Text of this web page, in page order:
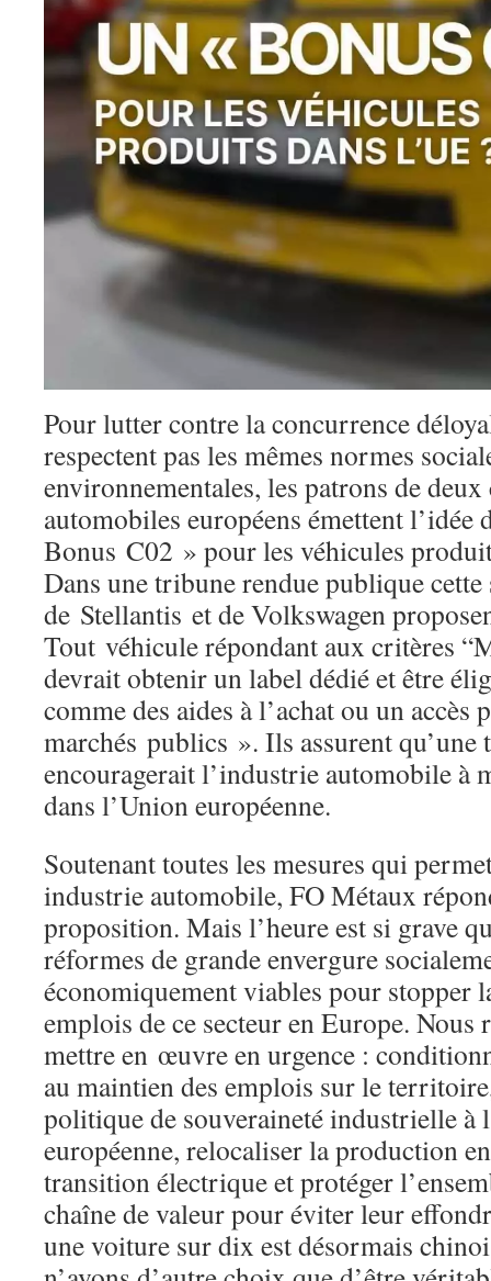
Pour lutter contre la concurrence
respectent pas les mêmes normes
environnementales, les patrons de
automobiles européens émettent l’idée
Bonus C02 » pour les véhicules
Dans une tribune rendue publique
de Stellantis et de Volkswagen
Tout véhicule répondant aux critères
devrait obtenir un label dédié et être
comme des aides à l’achat ou un
marchés publics ». Ils assurent qu’une
encouragerait l’industrie automobile à
dans l’Union européenne.
Soutenant toutes les mesures qui
industrie automobile, FO Métaux
proposition. Mais l’heure est si grave
réformes de grande envergure
économiquement viables pour stopper
emplois de ce secteur en Europe. Nous
mettre en œuvre en urgence :
au maintien des emplois sur le
politique de souveraineté industrielle à
européenne, relocaliser la production
transition électrique et protéger
chaîne de valeur pour éviter leur
une voiture sur dix est désormais